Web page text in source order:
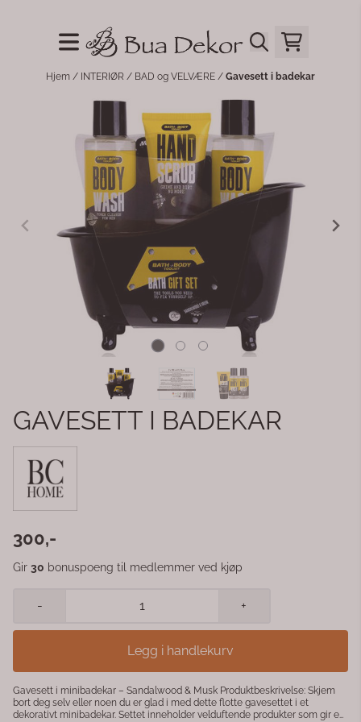
Hopp til innhold
Hjem / INTERIØR / BAD og VELVÆRE / Gavesett i badekar
GAVESETT I BADEKAR
300,-
Gir 30 bonuspoeng til medlemmer ved kjøp
- +
Legg i handlekurv
Gavesett i minibadekar – Sandalwood & Musk Produktbeskrivelse: Skjem
bort deg selv eller noen du er glad i med dette flotte gavesettet i et
dekorativt minibadekar. Settet inneholder velduftende produkter som gir en